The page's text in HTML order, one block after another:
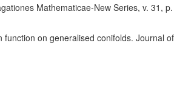
Mathematicae-New Series, v. 31, p.
on generalised conifolds. Journal of